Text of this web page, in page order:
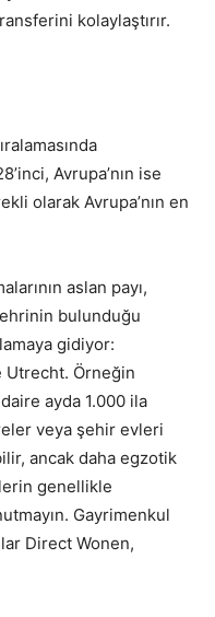
kolaylaştırır.
Avrupa’nın ise
olarak Avrupa’nın en
aslan payı,
bulunduğu
gidiyor:
Utrecht. Örneğin
ayda 1.000 ila
veya şehir evleri
ancak daha egzotik
genellikle
Gayrimenkul
Direct Wonen,